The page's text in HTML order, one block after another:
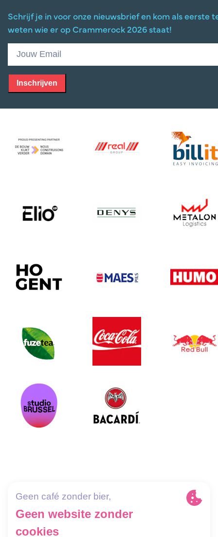
Schrijf je in voor onze nieuwsbrief en kom als eerste
weten wie er op Crammerock 2026 staat!
Inschrijven